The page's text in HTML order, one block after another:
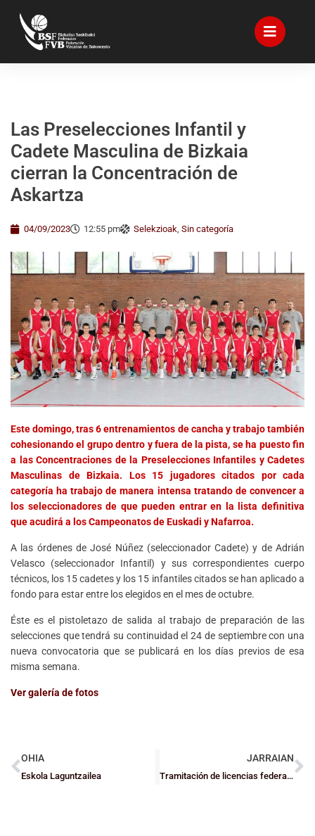
Las Preselecciones Infantil y
Cadete Masculina de Bizkaia
cierran la Concentración de
Askartza
04/09/2023 12:55 pm Selekzioak, Sin categoría
Este domingo, tras 6 entrenamientos de cancha y trabajo también
cohesionando el grupo dentro y fuera de la pista, se ha puesto fin
a las Concentraciones de la Preselecciones Infantiles y Cadetes
Masculinas de Bizkaia. Los 15 jugadores citados por cada
categoría ha trabajo de manera intensa tratando de convencer a
los seleccionadores de que pueden entrar en la lista definitiva
que acudirá a los Campeonatos de Euskadi y Nafarroa.
A las órdenes de José Núñez (seleccionador Cadete) y de Adrián
Velasco (seleccionador Infantil) y sus correspondientes cuerpo
técnicos, los 15 cadetes y los 15 infantiles citados se han aplicado a
fondo para estar entre los elegidos en el mes de octubre.
Éste es el pistoletazo de salida al trabajo de preparación de las
selecciones que tendrá su continuidad el 24 de septiembre con una
nueva convocatoria que se publicará en los días previos de esa
misma semana.
Ver galería de fotos
OHIA
Eskola Laguntzailea
JARRAIAN
Tramitación de licencias federativas de categoría infantil a cadete